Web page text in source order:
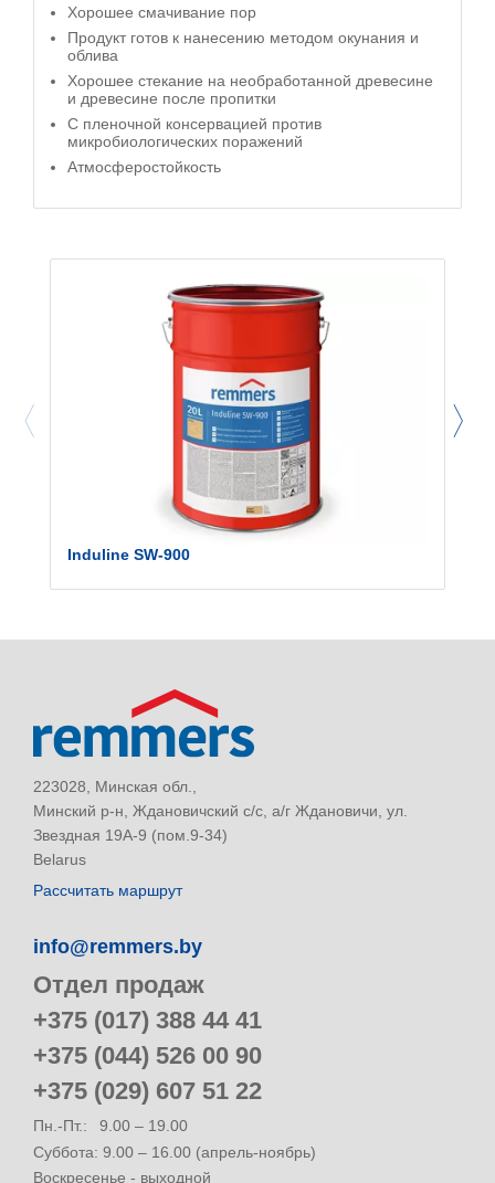
Хорошее смачивание пор
Продукт готов к нанесению методом окунания и
облива
Хорошее стекание на необработанной древесине
и древесине после пропитки
С пленочной консервацией против
микробиологических поражений
Атмосферостойкость
Induline SW-900
223028, Минская обл.,
Минский р-н, Ждановичский с/с, а/г Ждановичи, ул.
Звездная 19А-9 (пом.9-34)
Belarus
Рассчитать маршрут
info@remmers.by
Отдел продаж
+375 (017) 388 44 41
+375 (044) 526 00 90
+375 (029) 607 51 22
Пн.-Пт.:
9.00 – 19.00
Суббота: 9.00 – 16.00 (апрель-ноябрь)
Воскресенье - выходной